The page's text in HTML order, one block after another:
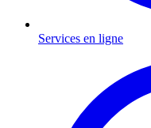
Services en ligne